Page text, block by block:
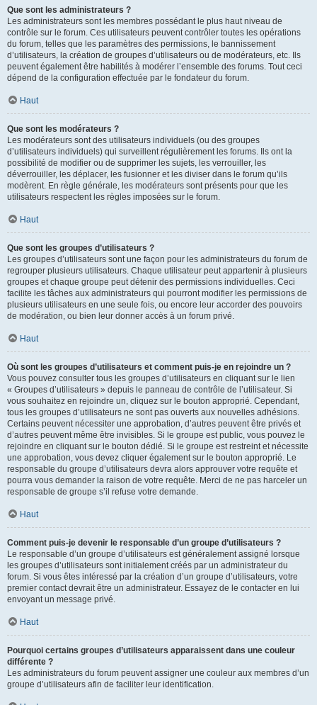
Que sont les administrateurs ?
Les administrateurs sont les membres possédant le plus haut niveau de
contrôle sur le forum. Ces utilisateurs peuvent contrôler toutes les opérations
du forum, telles que les paramètres des permissions, le bannissement
d’utilisateurs, la création de groupes d’utilisateurs ou de modérateurs, etc. Ils
peuvent également être habilités à modérer l’ensemble des forums. Tout ceci
dépend de la configuration effectuée par le fondateur du forum.
Haut
Que sont les modérateurs ?
Les modérateurs sont des utilisateurs individuels (ou des groupes
d’utilisateurs individuels) qui surveillent régulièrement les forums. Ils ont la
possibilité de modifier ou de supprimer les sujets, les verrouiller, les
déverrouiller, les déplacer, les fusionner et les diviser dans le forum qu’ils
modèrent. En règle générale, les modérateurs sont présents pour que les
utilisateurs respectent les règles imposées sur le forum.
Haut
Que sont les groupes d’utilisateurs ?
Les groupes d’utilisateurs sont une façon pour les administrateurs du forum de
regrouper plusieurs utilisateurs. Chaque utilisateur peut appartenir à plusieurs
groupes et chaque groupe peut détenir des permissions individuelles. Ceci
facilite les tâches aux administrateurs qui pourront modifier les permissions de
plusieurs utilisateurs en une seule fois, ou encore leur accorder des pouvoirs
de modération, ou bien leur donner accès à un forum privé.
Haut
Où sont les groupes d’utilisateurs et comment puis-je en rejoindre un ?
Vous pouvez consulter tous les groupes d’utilisateurs en cliquant sur le lien
« Groupes d’utilisateurs » depuis le panneau de contrôle de l’utilisateur. Si
vous souhaitez en rejoindre un, cliquez sur le bouton approprié. Cependant,
tous les groupes d’utilisateurs ne sont pas ouverts aux nouvelles adhésions.
Certains peuvent nécessiter une approbation, d’autres peuvent être privés et
d’autres peuvent même être invisibles. Si le groupe est public, vous pouvez le
rejoindre en cliquant sur le bouton dédié. Si le groupe est restreint et nécessite
une approbation, vous devez cliquer également sur le bouton approprié. Le
responsable du groupe d’utilisateurs devra alors approuver votre requête et
pourra vous demander la raison de votre requête. Merci de ne pas harceler un
responsable de groupe s’il refuse votre demande.
Haut
Comment puis-je devenir le responsable d’un groupe d’utilisateurs ?
Le responsable d’un groupe d’utilisateurs est généralement assigné lorsque
les groupes d’utilisateurs sont initialement créés par un administrateur du
forum. Si vous êtes intéressé par la création d’un groupe d’utilisateurs, votre
premier contact devrait être un administrateur. Essayez de le contacter en lui
envoyant un message privé.
Haut
Pourquoi certains groupes d’utilisateurs apparaissent dans une couleur
différente ?
Les administrateurs du forum peuvent assigner une couleur aux membres d’un
groupe d’utilisateurs afin de faciliter leur identification.